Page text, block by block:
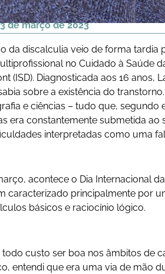
3 de março de 2023
da discalculia veio de forma tardia
no Cuidado à Saúde
(ISD). Diagnosticada aos 16
sobre a existência do
e ciências – tudo que,
era constantemente submetida
interpretadas como uma
acontece o Dia Internacional
caracterizado principalmente por
básicos e raciocínio lógico.
todo custo ser boa nos âmbitos de
entendi que era uma via de mão